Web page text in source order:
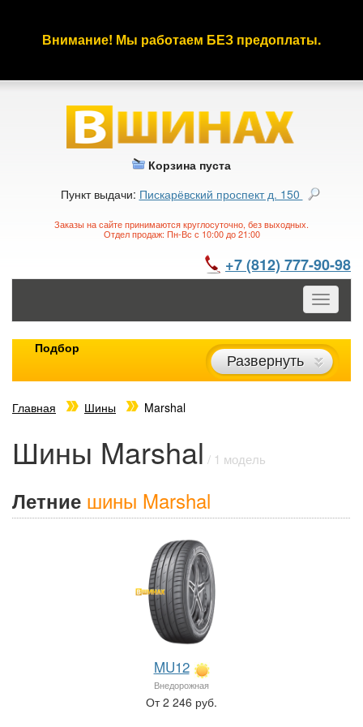
Внимание! Мы работаем БЕЗ предоплаты.
Корзина пуста
Пункт выдачи: Пискарёвский проспект д. 150
Заказы на сайте принимаются круглосуточно, без выходных.
Отдел продаж: Пн-Вс с 10:00 до 21:00
+7 (812) 777-90-98
Toggle
Подбор
Развернуть
Главная Шины Marshal
Шины Marshal / 1 модель
Летние шины Marshal
MU12
Внедорожная
От 2 246 руб.